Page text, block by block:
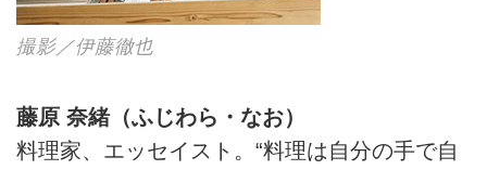
撮影／伊藤徹也
藤原 奈緒（ふじわら・なお）
料理家、エッセイスト。“料理は自分の手で自